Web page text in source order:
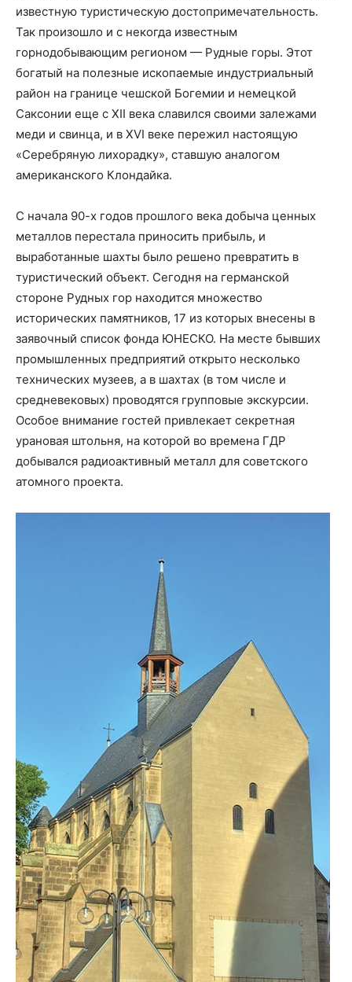
известную туристическую достопримечательность.
Так произошло и с некогда известным
горнодобывающим регионом — Рудные горы. Этот
богатый на полезные ископаемые индустриальный
район на границе чешской Богемии и немецкой
Саксонии еще с XII века славился своими залежами
меди и свинца, и в XVI веке пережил настоящую
«Серебряную лихорадку», ставшую аналогом
американского Клондайка.
С начала 90-х годов прошлого века добыча ценных
металлов перестала приносить прибыль, и
выработанные шахты было решено превратить в
туристический объект. Сегодня на германской
стороне Рудных гор находится множество
исторических памятников, 17 из которых внесены в
заявочный список фонда ЮНЕСКО. На месте бывших
промышленных предприятий открыто несколько
технических музеев, а в шахтах (в том числе и
средневековых) проводятся групповые экскурсии.
Особое внимание гостей привлекает секретная
урановая штольня, на которой во времена ГДР
добывался радиоактивный металл для советского
атомного проекта.